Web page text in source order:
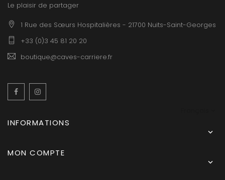
Le plaisir de partager
1 Rue des Sœurs Hospitalières - 21700 Nuits-Saint-Georges
+33 (0)3 45 81 20 20
boutique@caves-carriere.fr
Facebook
INFORMATIONS

MON COMPTE
